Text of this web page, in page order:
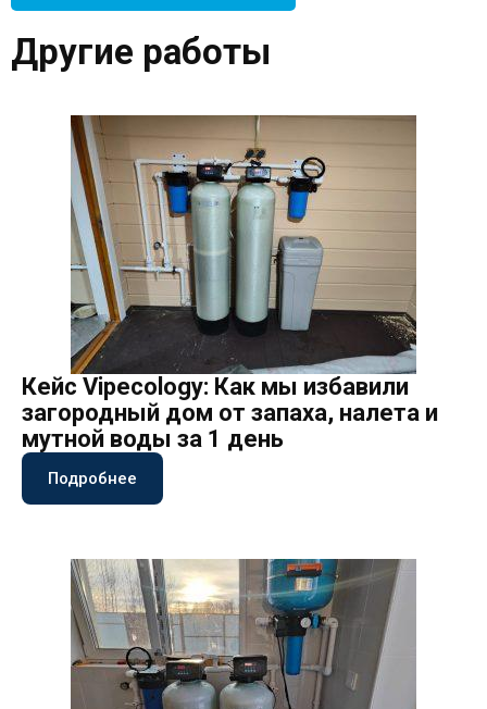
Другие работы
Кейс Vipecology: Как мы избавили
загородный дом от запаха, налета и
мутной воды за 1 день
Подробнее